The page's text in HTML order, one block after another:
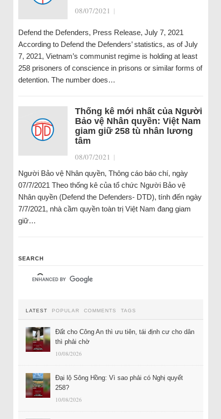
08/07/2021 |
Defend the Defenders, Press Release, July 7, 2021
According to Defend the Defenders’ statistics, as of July
7, 2021, Vietnam’s communist regime is holding at least
258 prisoners of conscience in prisons or similar forms of
detention. The number does…
Thống kê mới nhất của Người
Bảo vệ Nhân quyền: Việt Nam
giam giữ 258 tù nhân lương
tâm
08/07/2021 |
Người Bảo vệ Nhân quyền, Thông cáo báo chí, ngày
07/7/2021 Theo thống kê của tổ chức Người Bảo vệ
Nhân quyền (Defend the Defenders- DTD), tính đến ngày
7/7/2021, nhà cầm quyền toàn trị Việt Nam đang giam
giữ…
SEARCH
LATEST POPULAR COMMENTS TAGS
Đất cho Công An thì ưu tiên, tái định cư cho dân
thì phải chờ
10/08/2026
Đại lộ Sông Hồng: Vì sao phải có Nghị quyết
258?
10/08/2026